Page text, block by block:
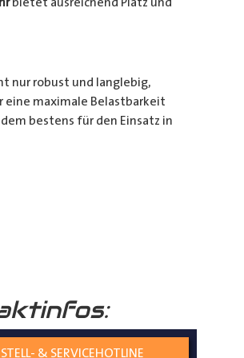
nur robust und langlebig,
eine maximale Belastbarkeit
bestens für den Einsatz in
& SERVICEHOTLINE